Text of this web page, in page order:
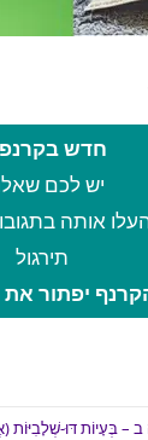
חדש
יש לכם
אותה
תירגול
יפתור
ב – בְּעָיוֹת דּוּ-שְׁלָבִיּוֹת